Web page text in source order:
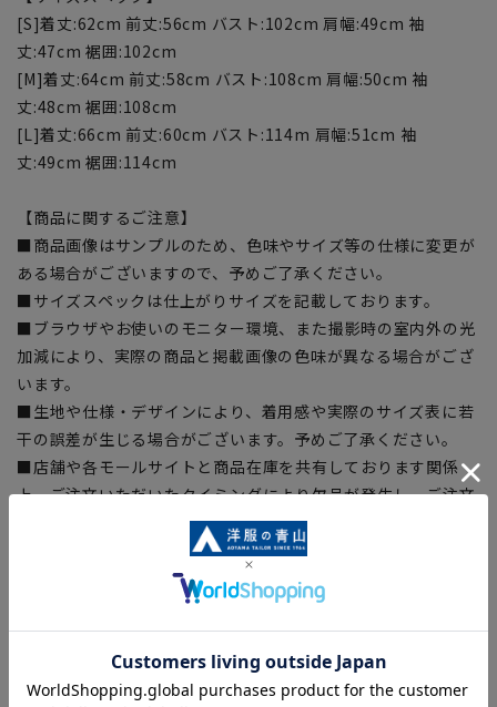
[S]着丈:62cm 前丈:56cm バスト:102cm 肩幅:49cm 袖
丈:47cm 裾囲:102cm
[M]着丈:64cm 前丈:58cm バスト:108cm 肩幅:50cm 袖
丈:48cm 裾囲:108cm
[L]着丈:66cm 前丈:60cm バスト:114m 肩幅:51cm 袖
丈:49cm 裾囲:114cm
【商品に関するご注意】
■商品画像はサンプルのため、色味やサイズ等の仕様に変更が
ある場合がございますので、予めご了承ください。
■サイズスペックは仕上がりサイズを記載しております。
■ブラウザやお使いのモニター環境、また撮影時の室内外の光
加減により、実際の商品と掲載画像の色味が異なる場合がござ
います。
■生地や仕様・デザインにより、着用感や実際のサイズ表に若
干の誤差が生じる場合がございます。予めご了承ください。
■店舗や各モールサイトと商品在庫を共有しております関係
上、ご注文いただいたタイミングにより欠品が発生し、ご注文
を完了できない場合がございます。予めご了承ください。
■お急ぎ発送のご注文につきましても、ご注文のタイミングに
よってはお急ぎ発送サービスを選択できない場合がございま